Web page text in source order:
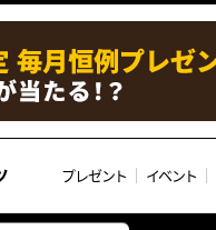
プレゼント イベント